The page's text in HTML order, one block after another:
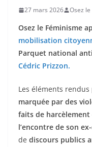
27 mars 2026 Osez
Osez le Féminisme
mobilisation
Parquet national
Cédric Prizzon.
Les éléments
marquée par des
faits de harcèlement
l’encontre de son
de discours publics